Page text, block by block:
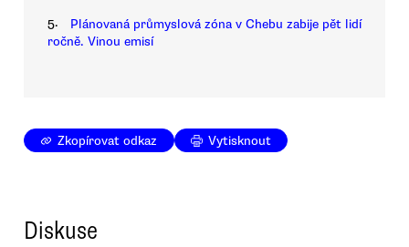
5.
Plánovaná průmyslová zóna v Chebu zabije pět lidí
ročně. Vinou emisí
Zkopírovat odkaz Vytisknout
Diskuse